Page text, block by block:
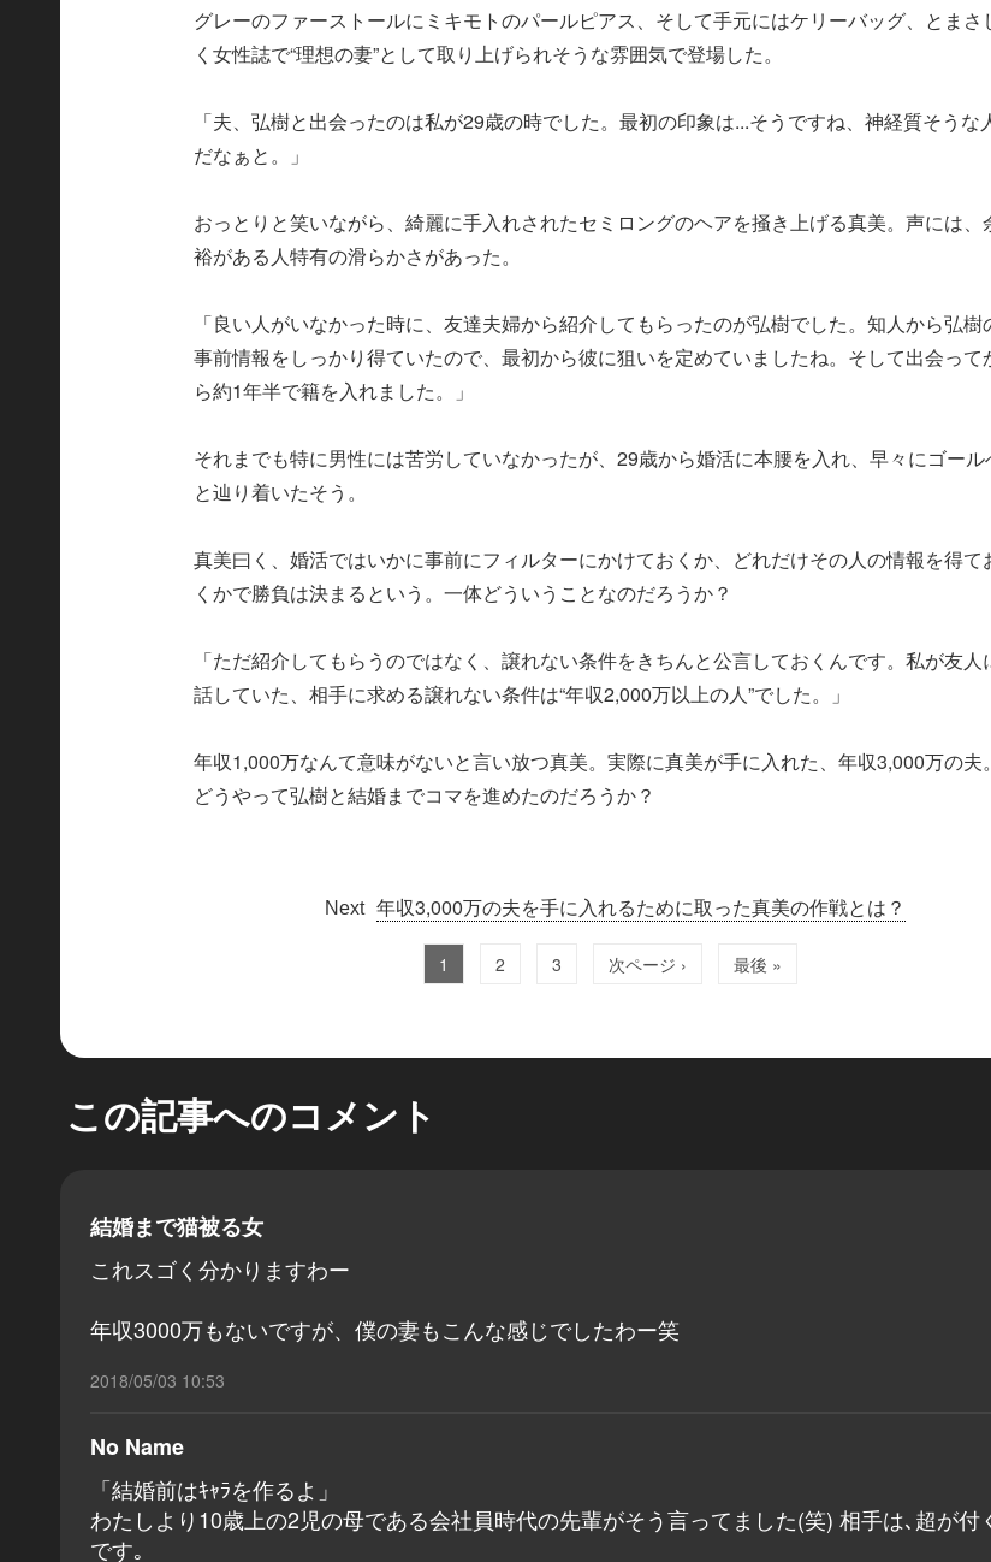
グレーのファーストールにミキモトのパールピアス、そして手元にはケリーバッグ、とまさ
く女性誌で“理想の妻”として取り上げられそうな雰囲気で登場した。
「夫、弘樹と出会ったのは私が29歳の時でした。最初の印象は...そうですね、神経質そうな
だなぁと。」
おっとりと笑いながら、綺麗に手入れされたセミロングのヘアを掻き上げる真美。声には、
裕がある人特有の滑らかさがあった。
「良い人がいなかった時に、友達夫婦から紹介してもらったのが弘樹でした。知人から弘樹
事前情報をしっかり得ていたので、最初から彼に狙いを定めていましたね。そして出会って
ら約1年半で籍を入れました。」
それまでも特に男性には苦労していなかったが、29歳から婚活に本腰を入れ、早々にゴール
と辿り着いたそう。
真美曰く、婚活ではいかに事前にフィルターにかけておくか、どれだけその人の情報を得て
くかで勝負は決まるという。一体どういうことなのだろうか？
「ただ紹介してもらうのではなく、譲れない条件をきちんと公言しておくんです。私が友人
話していた、相手に求める譲れない条件は“年収2,000万以上の人”でした。」
年収1,000万なんて意味がないと言い放つ真美。実際に真美が手に入れた、年収3,000万の夫。
どうやって弘樹と結婚までコマを進めたのだろうか？
年収3,000万の夫を手に入れるために取った真美の作戦とは？
1 2 3 次ページ › 最後 »
この記事へのコメント
結婚まで猫被る女
これスゴく分かりますわー
年収3000万もないですが、僕の妻もこんな感じでしたわー笑
2018/05/03 10:53
No Name
「結婚前はｷｬﾗを作るよ」
わたしより10歳上の2児の母である会社員時代の先輩がそう言ってました(笑) 相手は､超が付
です｡